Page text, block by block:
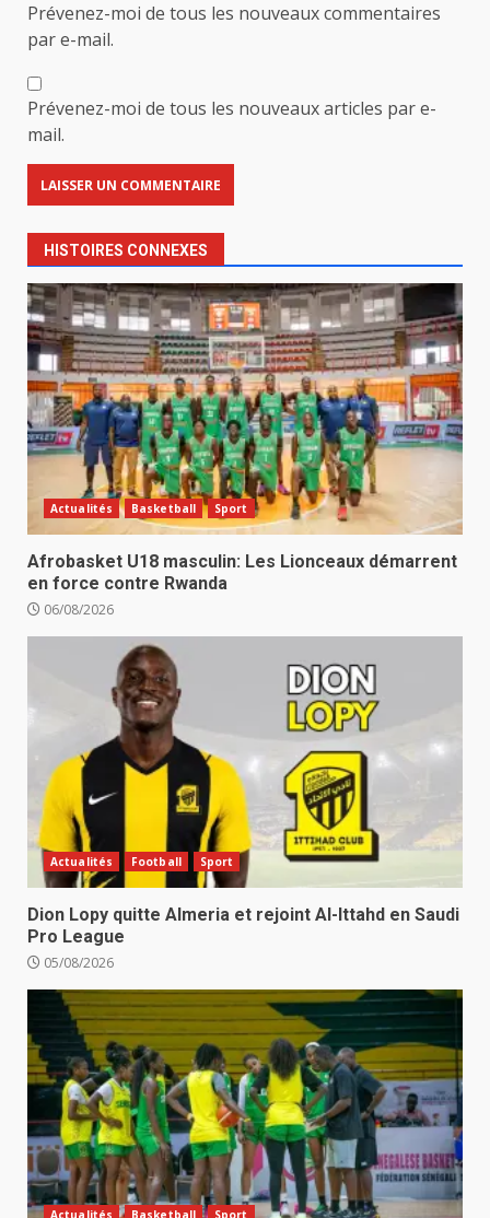
Prévenez-moi de tous les nouveaux commentaires
par e-mail.
Prévenez-moi de tous les nouveaux articles par e-
mail.
HISTOIRES CONNEXES
Actualités Basketball Sport
Afrobasket U18 masculin: Les Lionceaux démarrent
en force contre Rwanda
06/08/2026
Actualités Football Sport
Dion Lopy quitte Almeria et rejoint Al-Ittahd en Saudi
Pro League
05/08/2026